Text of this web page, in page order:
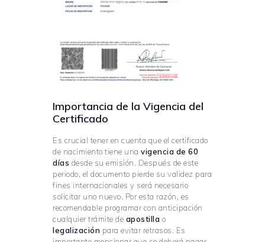
Importancia de la Vigencia del
Certificado
Es crucial tener en cuenta que el certificado
de nacimiento tiene una vigencia de 60
días desde su emisión. Después de este
periodo, el documento pierde su validez para
fines internacionales y será necesario
solicitar uno nuevo. Por esta razón, es
recomendable programar con anticipación
cualquier trámite de apostilla o
legalización para evitar retrasos. Es